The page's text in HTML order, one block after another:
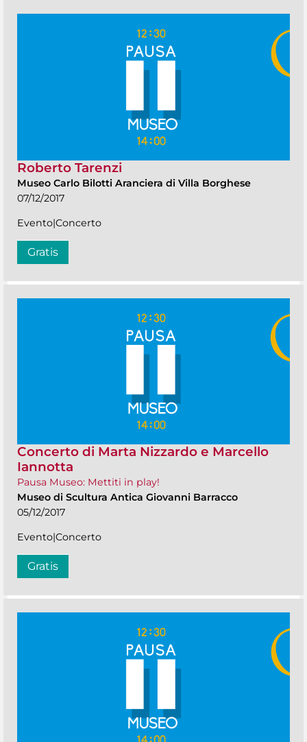
Roberto Tarenzi
Museo Carlo Bilotti Aranciera di Villa Borghese
07/12/2017
Evento|Concerto
Gratis
Concerto di Marta Nizzardo e Marcello
Iannotta
Pausa Museo: Mettiti in play!
Museo di Scultura Antica Giovanni Barracco
05/12/2017
Evento|Concerto
Gratis